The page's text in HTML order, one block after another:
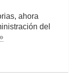
ahora
del